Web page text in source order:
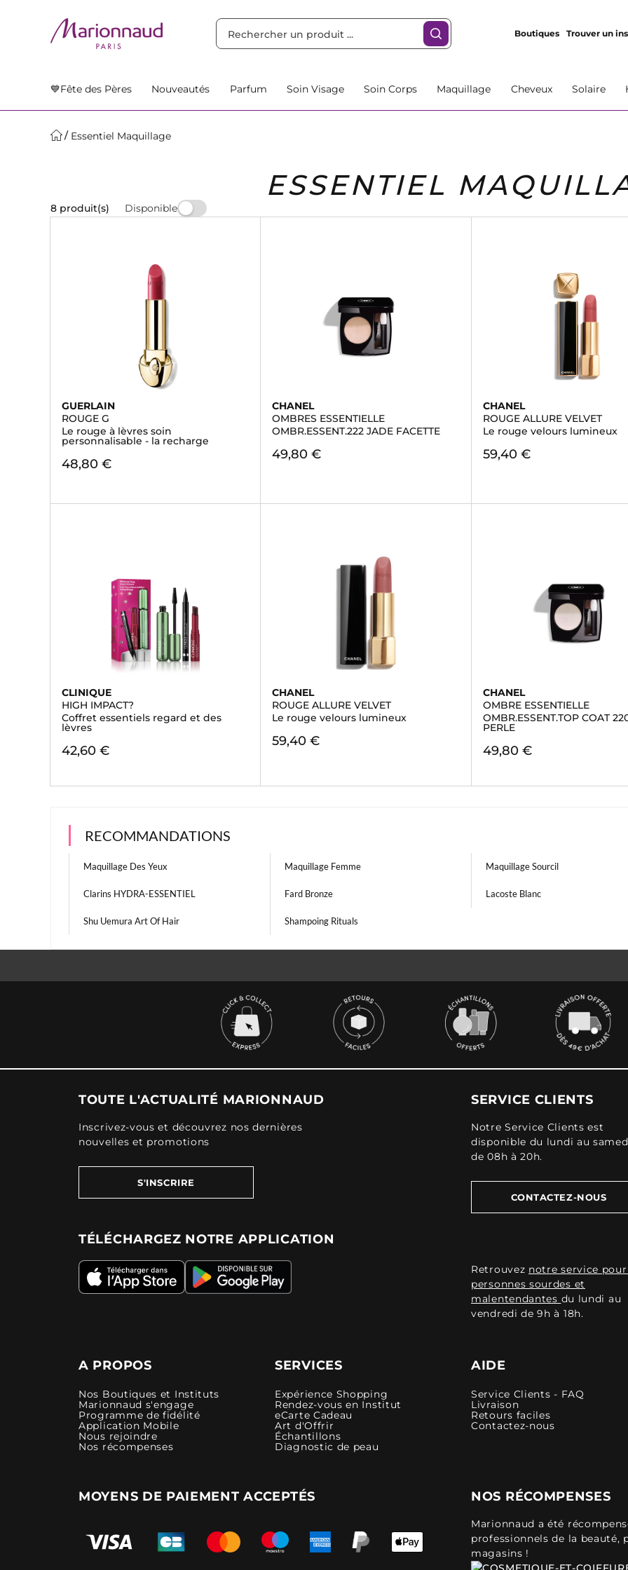
Boutiques Trouver un
💙Fête des Pères Nouveautés Parfum Soin Visage Soin Corps Maquillage Cheveux Solaire
Essentiel Maquillage
ESSENTIEL
8 produit(s) Disponible
GUERLAIN
ROUGE G
Le rouge à lèvres soin
personnalisable - la recharge
48,80 €
CHANEL
OMBRES ESSENTIELLE
OMBR.ESSENT.222 JADE FACETTE
49,80 €
CHANEL
ROUGE ALLURE VELVET
Le rouge velours lumineux
59,40 €
CLINIQUE
HIGH IMPACT?
Coffret essentiels regard et des
lèvres
42,60 €
CHANEL
ROUGE ALLURE VELVET
Le rouge velours lumineux
59,40 €
CHANEL
OMBRE ESSENTIELLE
OMBR.ESSENT.TOP COAT
PERLE
49,80 €
RECOMMANDATIONS
Maquillage Des Yeux Maquillage Femme Maquillage Sourcil
Clarins HYDRA-ESSENTIEL Fard Bronze Lacoste Blanc
Shu Uemura Art Of Hair Shampoing Rituals
TOUTE L'ACTUALITÉ MARIONNAUD
Inscrivez-vous et découvrez nos dernières
nouvelles et promotions
S'INSCRIRE
TÉLÉCHARGEZ NOTRE APPLICATION
SERVICE CLIENTS
Notre Service Clients est
disponible du lundi au
de 08h à 20h.
CONTACTEZ-NOUS
Retrouvez notre service
personnes sourdes et
malentendantes du lundi au
vendredi de 9h à 18h.
A PROPOS
Nos Boutiques et Instituts
Marionnaud s'engage
Programme de fidélité
Application Mobile
Nous rejoindre
Nos récompenses
SERVICES
Expérience Shopping
Rendez-vous en Institut
eCarte Cadeau
Art d'Offrir
Échantillons
Diagnostic de peau
AIDE
Service Clients - FAQ
Livraison
Retours faciles
Contactez-nous
MOYENS DE PAIEMENT ACCEPTÉS NOS RÉCOMPENSES
Marionnaud a été
professionnels de la beauté,
magasins !